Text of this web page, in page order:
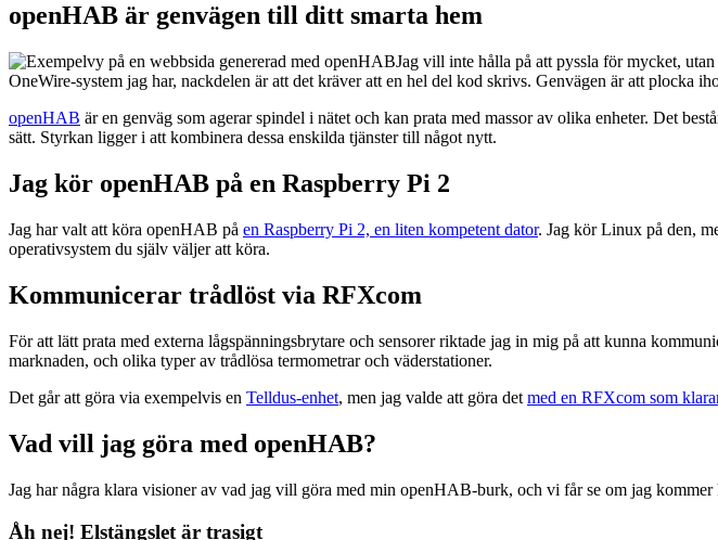
openHAB är genvägen till ditt smarta hem
Jag vill inte hålla på att pyssla för mycket,
OneWire-system jag har, nackdelen är att det kräver att en hel del kod skrivs. Genvägen är att plocka
openHAB är en genväg som agerar spindel i nätet och kan prata med massor av olika enheter. Det
sätt. Styrkan ligger i att kombinera dessa enskilda tjänster till något nytt.
Jag kör openHAB på en Raspberry Pi 2
Jag har valt att köra openHAB på en Raspberry Pi 2, en liten kompetent dator. Jag kör Linux på den,
operativsystem du själv väljer att köra.
Kommunicerar trådlöst via RFXcom
För att lätt prata med externa lågspänningsbrytare och sensorer riktade jag in mig på att kunna
marknaden, och olika typer av trådlösa termometrar och väderstationer.
Det går att göra via exempelvis en Telldus-enhet, men jag valde att göra det med en RFXcom som
Vad vill jag göra med openHAB?
Jag har några klara visioner av vad jag vill göra med min openHAB-burk, och vi får se om jag kommer
Åh nej! Elstängslet är trasigt